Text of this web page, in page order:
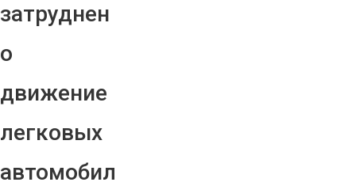
затруднен
о
движение
легковых
автомобил